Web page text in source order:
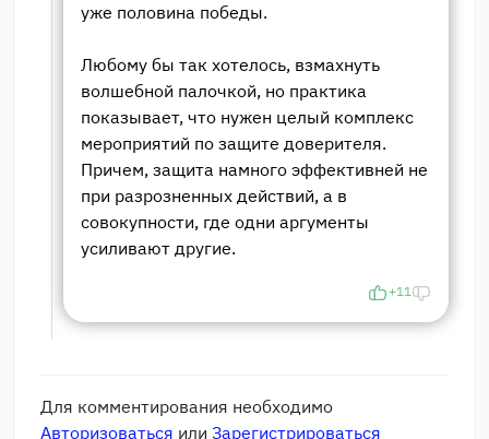
уже половина победы.
Любому бы так хотелось, взмахнуть
волшебной палочкой, но практика
показывает, что нужен целый комплекс
мероприятий по защите доверителя.
Причем, защита намного эффективней не
при разрозненных действий, а в
совокупности, где одни аргументы
усиливают другие.
+11
Для комментирования необходимо
Авторизоваться или Зарегистрироваться